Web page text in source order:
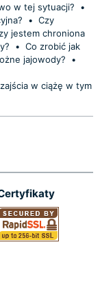
w tej sytuacji?
•
• Czy
jestem chroniona
• Co zrobić jak
jajowody?
•
w ciążę w tym